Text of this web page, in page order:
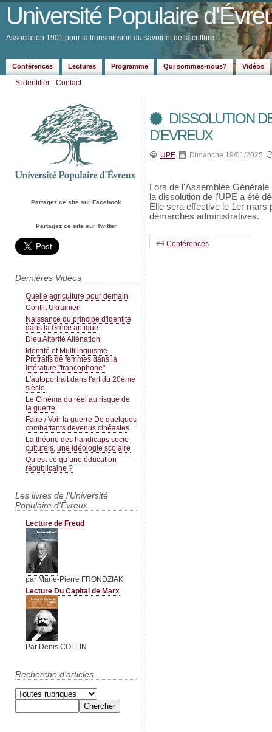
Université Populaire
Association 1901 pour la transmission du savoir et de la culture
Conférences Lectures Programme Qui sommes-nous? Vidéos
S'identifier - Contact
Partagez ce site sur Facebook
Partagez ce site sur Twitter
Dernières Vidéos
Quelle agriculture pour demain
Conflit Ukrainien
Naissance du principe d'identité
dans la Grèce antique
Dieu Altérité Aliénation
Identité et Multilinguisme -
Protraits de femmes dans la
littérature "francophone"
L'autoportrait dans l'art du 20ème
siècle
Le Cinéma du réel au risque de
la guerre
Faire / Voir la guerre De quelques
combattants devenus cinéastes
La théorie des handicaps socio-
culturels, une idéologie scolaire
Qu’est-ce qu’une éducation
républicaine ?
Les livres de l'Université
Populaire d'Évreux
Lecture de Freud
par Marie-Pierre FRONDZIAK
Lecture Du Capital de Marx
Par Denis COLLIN
Recherche d'articles
DISSOLUTION
D'EVREUX
UPE Dimanche 19/01/2025
Lors de l'Assemblée
la dissolution de l'UPE a été
Elle sera effective le 1er mars
démarches administratives.
Conférences